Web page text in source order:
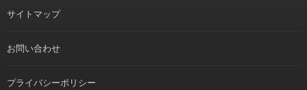
サイトマップ
お問い合わせ
プライバシーポリシー